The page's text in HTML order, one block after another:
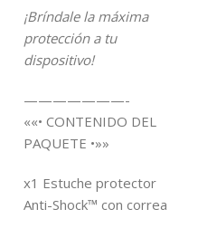
¡Bríndale la máxima
protección a tu
dispositivo!
———————-
««• CONTENIDO DEL
PAQUETE •»»
x1 Estuche protector
Anti-Shock™ con correa